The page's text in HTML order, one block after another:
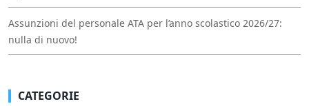
Assunzioni del personale ATA per l’anno scolastico 2026/27:
nulla di nuovo!
CATEGORIE